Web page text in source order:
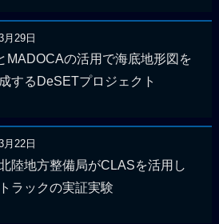
月29日
MADOCAの活用で海底地形図を
するDeSETプロジェクト
月22日
陸地方整備局がCLASを活用し
ラックの実証実験